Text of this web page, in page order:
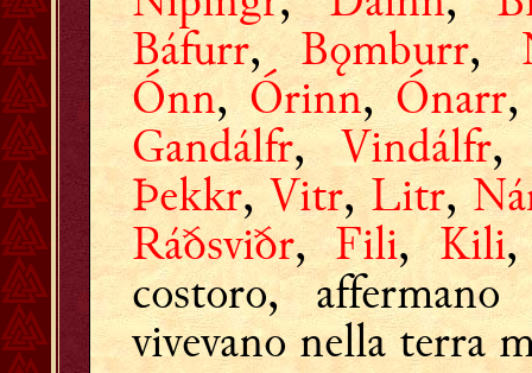
Báfurr,Bǫmburr,
Ónn,Órinn,Ónarr
Gandálfr,Vindálfr
Þekkr, Vitr,Litr,
Ráðsviðr,Fili,Kili
costoro,
vivevano nella terra